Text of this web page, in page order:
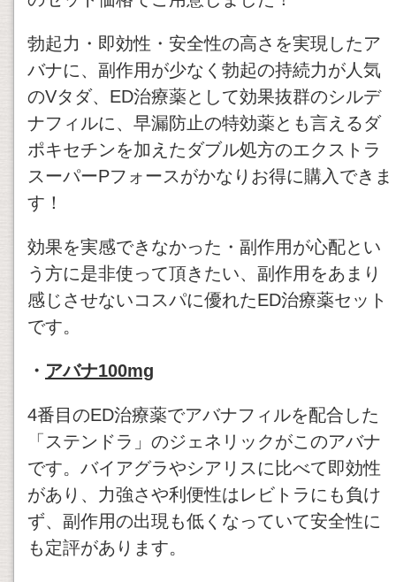
勃起力・即効性・安全性の高さを実現したア
バナに、副作用が少なく勃起の持続力が人気
のVタダ、ED治療薬として効果抜群のシルデ
ナフィルに、早漏防止の特効薬とも言えるダ
ポキセチンを加えたダブル処方のエクストラ
スーパーPフォースがかなりお得に購入できま
す！
効果を実感できなかった・副作用が心配とい
う方に是非使って頂きたい、副作用をあまり
感じさせないコスパに優れたED治療薬セット
です。
・ アバナ100mg
4番目のED治療薬でアバナフィルを配合した
「ステンドラ」のジェネリックがこのアバナ
です。バイアグラやシアリスに比べて即効性
があり、力強さや利便性はレビトラにも負け
ず、副作用の出現も低くなっていて安全性に
も定評があります。